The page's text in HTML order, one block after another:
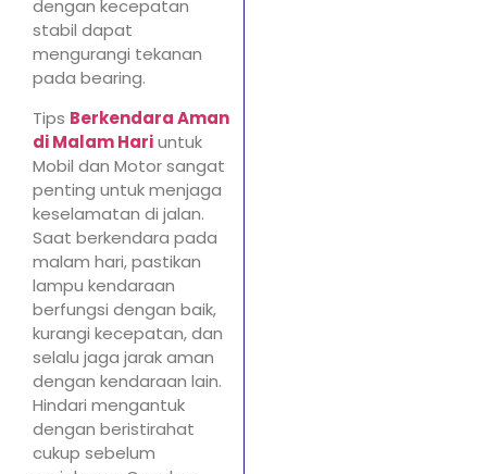
dengan kecepatan
stabil dapat
mengurangi tekanan
pada bearing.
Tips Berkendara Aman
di Malam Hariuntuk
Mobil dan Motor sangat
penting untuk menjaga
keselamatan di jalan.
Saat berkendara pada
malam hari, pastikan
lampu kendaraan
berfungsi dengan baik,
kurangi kecepatan, dan
selalu jaga jarak aman
dengan kendaraan lain.
Hindari mengantuk
dengan beristirahat
cukup sebelum